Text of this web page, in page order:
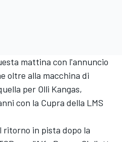
mattina con l'annuncio
oltre alla macchina di
per Olli Kangas,
con la Cupra della LMS
ritorno in pista dopo la